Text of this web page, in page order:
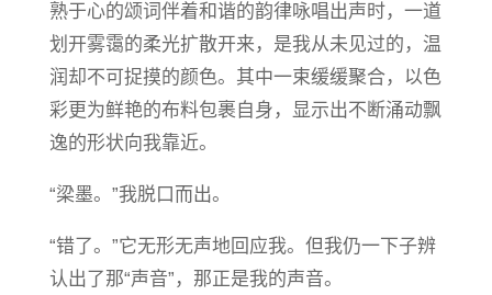
熟于心的颂词伴着和谐的韵律咏唱出声时，一道
划开雾霭的柔光扩散开来，是我从未见过的，温
润却不可捉摸的颜色。其中一束缓缓聚合，以色
彩更为鲜艳的布料包裹自身，显示出不断涌动飘
逸的形状向我靠近。
“梁墨。”我脱口而出。
“错了。”它无形无声地回应我。但我仍一下子辨
认出了那“声音”，那正是我的声音。